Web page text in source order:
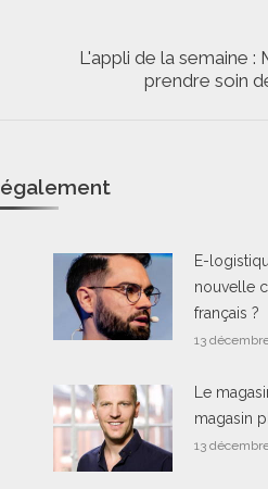
Onglet
L'appli de la semaine
prendre soin
également
E-
nouvelle
français ?
13
Le
magasin
13